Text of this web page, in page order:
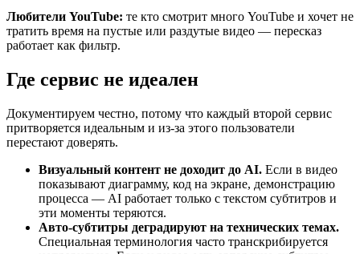
Любители YouTube: те кто смотрит много YouTube и хочет не
тратить время на пустые или раздутые видео — пересказ
работает как фильтр.
Где сервис не идеален
Документируем честно, потому что каждый второй сервис
притворяется идеальным и из-за этого пользователи
перестают доверять.
Визуальный контент не доходит до AI. Если в видео
показывают диаграмму, код на экране, демонстрацию
процесса — AI работает только с текстом субтитров и
эти моменты теряются.
Авто-субтитры деградируют на технических темах.
Специальная терминология часто транскрибируется